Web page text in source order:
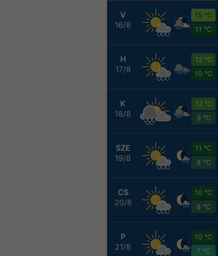
V
16/8
15 °C
11 °C
H
17/8
12 °C
10 °C
K
18/8
12 °C
9 °C
SZE
19/8
11 °C
8 °C
CS
20/8
10 °C
8 °C
P
21/8
10 °C
7 °C